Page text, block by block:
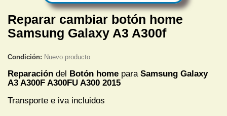
Reparar cambiar botón home
Samsung Galaxy A3 A300f
Condición: Nuevo producto
Reparación del Botón home para Samsung Galaxy
A3 A300F A300FU A300 2015
Transporte e iva incluidos